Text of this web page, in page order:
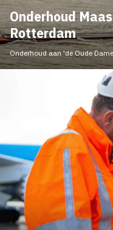
Onderhoud
Rotterdam
Onderhoud aan 'de Oude